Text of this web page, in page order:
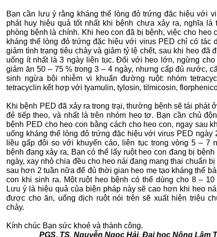
Bạn cần lưu ý rằng kháng thể lòng đỏ trứng đặc hiệu với
phát huy hiệu quả tốt nhất khi bệnh chưa xảy ra, nghĩa là
phòng bệnh là chính. Khi heo con đã bị bệnh, việc cho heo
kháng thể lòng đỏ trứng đặc hiệu với virus PED chỉ có tác
giảm tình trạng tiêu chảy và giảm tỷ lệ chết, sau khi heo đã
uống ít nhất là 3 ngày liên tục. Đối với heo lớn, ngừng cho
giảm ăn 50 – 75 % trong 3 – 4 ngày, nhưng cấp đủ nước,
sinh ngừa bội nhiễm vi khuẩn đường ruột: nhóm
tetracyclin kết hợp với tyamulin, tylosin, tilmicosin,
Khi bệnh PED đã xảy ra trong trại, thường bệnh sẽ tái phát
đẻ tiếp theo, và nhất là trên nhóm heo tơ. Bạn cần chủ
bệnh PED cho heo con bằng cách cho heo con, ngay sau
uống kháng thể lòng đỏ trứng đặc hiệu với virus PED ngày
liều gấp đôi so với khuyến cáo, liên tục trong vòng 5 – 7
bệnh đang xảy ra, Bạn có thể lấy ruột heo con đang bị
ngày, xay nhỏ chia đều cho heo nái đang mang thai chuẩn
sau hơn 2 tuần nữa để đủ thời gian heo mẹ tạo kháng thể
con khi sinh ra. Một ruột heo bệnh có thể dùng cho 8 – 10
Lưu ý là hiệu quả của biện pháp này sẽ cao hơn khi heo
được cho ăn, uống dịch ruột nói trên sẽ xuất hiện triệu
chảy.
Kính chúc Bạn sức khoẻ và thành công.
PGS. TS. Nguyễn Ngọc Hải, Đại học Nông Lâm